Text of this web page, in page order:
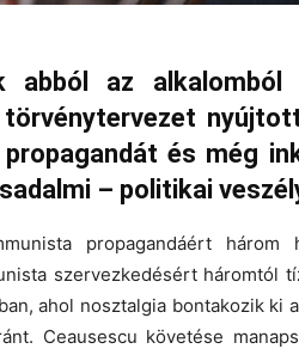
abból az alkalomból
és még
– politikai
propagandáért
szervezkedésért háromtól
ahol nosztalgia bontakozik ki
Ceausescu követése